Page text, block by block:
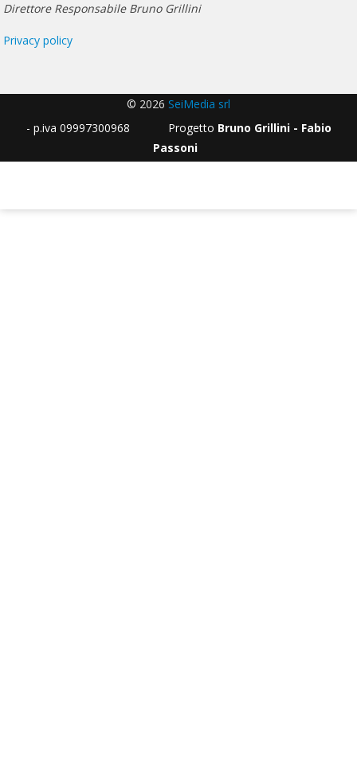
Direttore Responsabile Bruno Grillini
Privacy policy
© 2026 SeiMedia srl
- p.iva 09997300968 Progetto Bruno Grillini - Fabio
Passoni